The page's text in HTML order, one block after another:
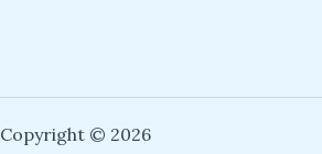
Copyright © 2026